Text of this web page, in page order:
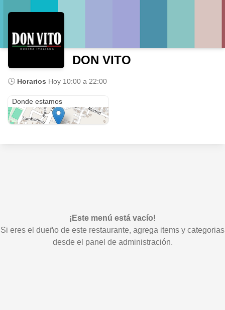
DON VITO
🕒 Horarios Hoy 10:00 a 22:00
Donde estamos
¡Este menú está vacío!
Si eres el dueño de este restaurante, agrega items y categorias
desde el panel de administración.